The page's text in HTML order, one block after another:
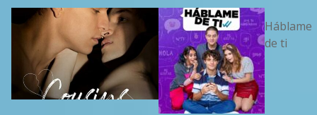
Háblame
de ti